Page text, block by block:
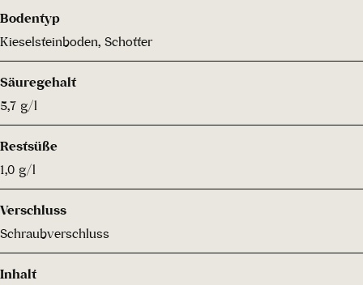
Bodentyp
Kieselsteinboden, Schotter
Säuregehalt
5,7 g/l
Restsüße
1,0 g/l
Verschluss
Schraubverschluss
Inhalt